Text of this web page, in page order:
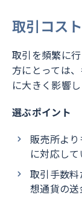
取引コス
取引を頻繁に
方にとっては
に大きく影響し
選ぶポイント
販売所より
に対応し
取引手数
想通貨の